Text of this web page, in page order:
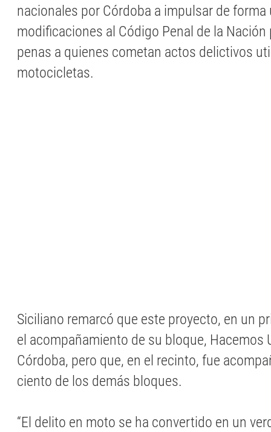
nacionales por Córdoba a impulsar de forma
modificaciones al Código Penal de la
penas a quienes cometan actos delictivos
motocicletas.
Siciliano remarcó que este proyecto, en un
el acompañamiento de su bloque, Hacemos
Córdoba, pero que, en el recinto, fue
ciento de los demás bloques.
“El delito en moto se ha convertido en un